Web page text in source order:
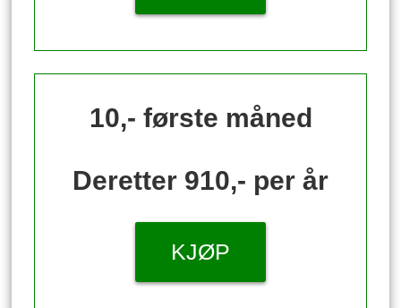
10,- første måned
Deretter 910,- per år
KJØP